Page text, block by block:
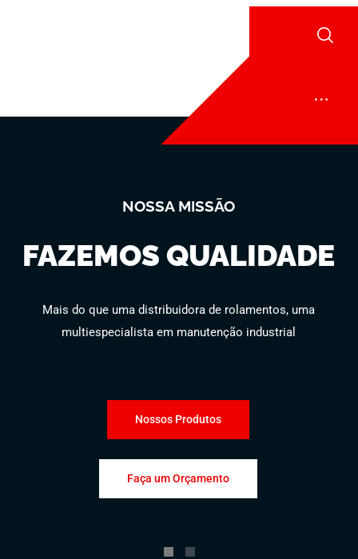
FAZEMOS QUALIDADE
NOSSA MISSÃO
Mais do que uma distribuidora de rolamentos, uma
multiespecialista em manutenção industrial
Nossos Produtos
Faça um Orçamento